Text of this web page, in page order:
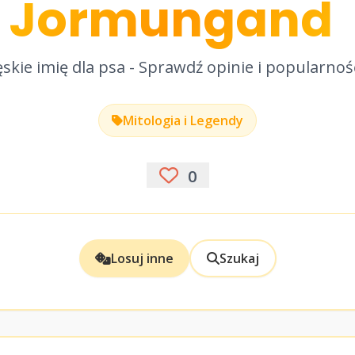
Jormungand
imię dla psa - Sprawdź opinie i
Mitologia i Legendy
0
Losuj inne Szukaj